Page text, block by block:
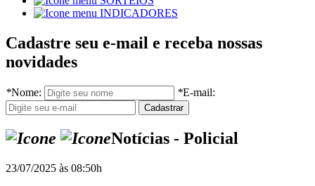
INDICADORES
Cadastre seu e-mail e receba nossas
novidades
*Nome: *E-mail:
Notícias - Policial
23/07/2025 às 08:50h